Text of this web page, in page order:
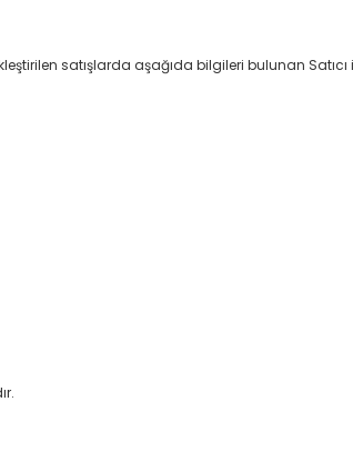
satışlarda aşağıda bilgileri bulunan